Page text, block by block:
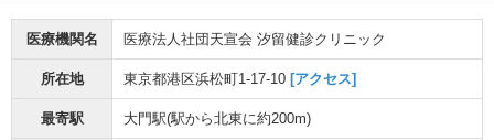
医療機関名 医療法人社団天宣会 汐留健診クリニック
所在地 東京都港区浜松町1-17-10 [アクセス]
最寄駅 大門駅(駅から北東に約200m)